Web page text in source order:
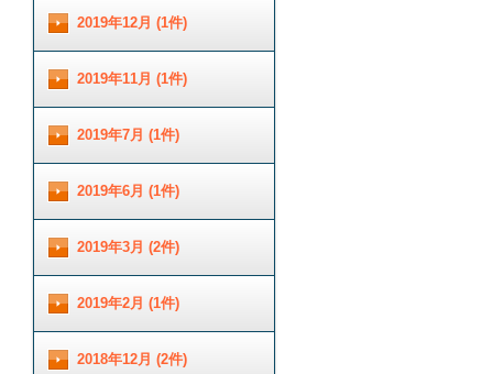
2019年12月 (1件)
2019年11月 (1件)
2019年7月 (1件)
2019年6月 (1件)
2019年3月 (2件)
2019年2月 (1件)
2018年12月 (2件)